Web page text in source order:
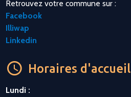
Retrouvez votre commune sur :
Facebook
Illiwap
Linkedin
Horaires d'accueil
Lundi :